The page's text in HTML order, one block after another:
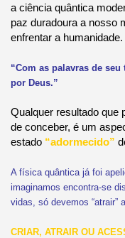
a ciência quântica
paz duradoura a nosso
enfrentar a humanidade.
“Com as palavras de
por Deus.”
Qualquer resultado que
de conceber, é um
estado “adormecido”
A física quântica já foi
imaginamos encontra-se
vidas, só devemos “atrair”
CRIAR, ATRAIR OU